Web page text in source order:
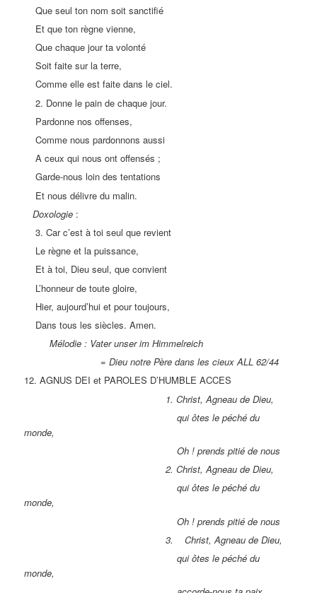
Que seul ton nom soit sanctifié
Et que ton règne vienne,
Que chaque jour ta volonté
Soit faite sur la terre,
Comme elle est faite dans le ciel.
2. Donne le pain de chaque jour.
Pardonne nos offenses,
Comme nous pardonnons aussi
A ceux qui nous ont offensés ;
Garde-nous loin des tentations
Et nous délivre du malin.
Doxologie :
3. Car c’est à toi seul que revient
Le règne et la puissance,
Et à toi, Dieu seul, que convient
L’honneur de toute gloire,
Hier, aujourd’hui et pour toujours,
Dans tous les siècles. Amen.
Mélodie : Vater unser im Himmelreich
= Dieu notre Père dans les cieux ALL 62/44
12. AGNUS DEI et PAROLES D’HUMBLE ACCES
1. Christ, Agneau de Dieu,
qui ôtes le péché du
monde,
Oh ! prends pitié de nous
2. Christ, Agneau de Dieu,
qui ôtes le péché du
monde,
Oh ! prends pitié de nous
3. Christ, Agneau de Dieu,
qui ôtes le péché du
monde,